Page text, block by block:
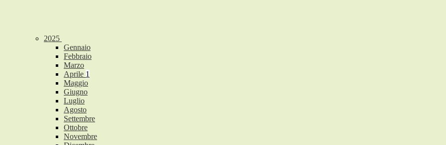
2025
Gennaio
Febbraio
Marzo
Aprile 1
Maggio
Giugno
Luglio
Agosto
Settembre
Ottobre
Novembre